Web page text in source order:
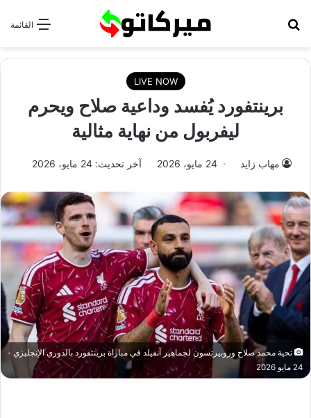
القائمة
LIVE NOW
برينتفورد يُفسد وداعية صلاح ويحرم
ليفربول من نهاية مثالية
مهاب زايد 24 مايو، 2026 آخر تحديث: 24 مايو، 2026
تحية محمد صلاح وروبيرتسون لجماهير آنفيلد في مباراة برينتفورد بالدوري الإنجليزي -
24 مايو 2026